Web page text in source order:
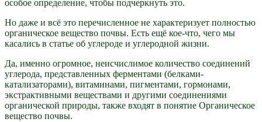
особое определение, чтобы подчеркнуть это.
Но даже и всё это перечисленное не характеризует полностью
органическое вещество почвы. Есть ещё кое-что, чего мы
касались в статье об углероде и углеродной жизни.
Да, именно огромное, неисчислимое количество соединений
углерода, представленных ферментами (белками-
катализаторами), витаминами, пигментами, гормонами,
экстрактивными веществами и другими соединениями
органической природы, также входят в понятие Органическое
вещество почвы.